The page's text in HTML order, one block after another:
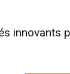
innovants